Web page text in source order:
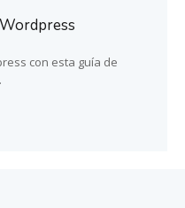
con esta guía de